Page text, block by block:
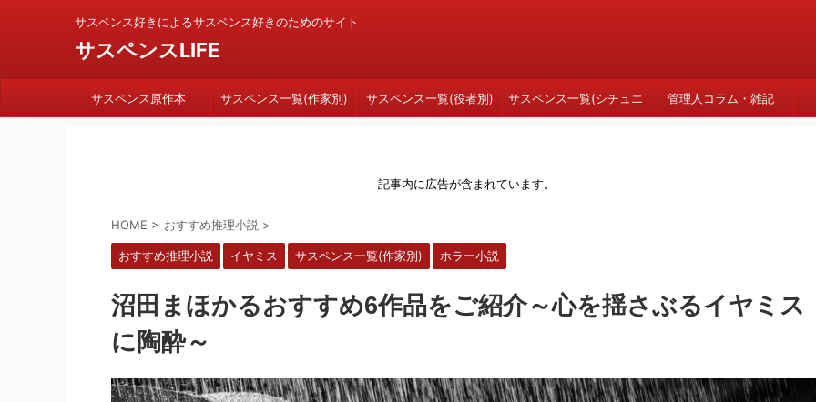
サスペンス好きによるサスペンス好きのためのサイト
サスペンスLIFE
サスペンス原作本 サスペンス一覧(作家別) サスペンス一覧(役者別) サスペンス一覧(シチュエ 管理人コラム・雑記
記事内に広告が含まれています。
HOME > おすすめ推理小説 >
おすすめ推理小説 イヤミス サスペンス一覧(作家別) ホラー小説
沼田まほかるおすすめ6作品をご紹介～心を揺さぶるイヤミス
に陶酔～